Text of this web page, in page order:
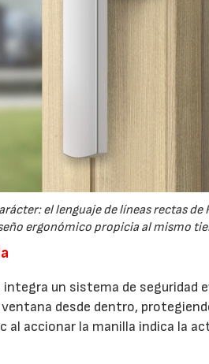
el lenguaje de líneas rectas
ergonómico propicia al mismo
un sistema de seguridad
desde dentro,
al accionar la manilla indica la